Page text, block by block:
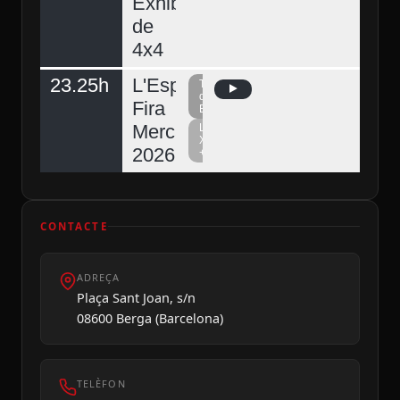
de
4x4
23.25h
L'Espunyola,
Fira
Mercat
2026
Televisió
del
Berguedà
La
Xarxa
+
CONTACTE
ADREÇA
Plaça Sant Joan, s/n
08600 Berga (Barcelona)
TELÈFON